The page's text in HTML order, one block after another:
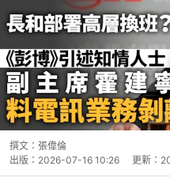
撰文： 張偉倫
出版： 2026-07-16 10:26 更新：